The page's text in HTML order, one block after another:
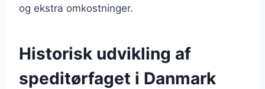
og ekstra omkostninger.
Historisk udvikling af
speditørfaget i Danmark